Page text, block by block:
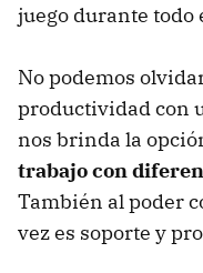
juego durante todo
No podemos
productividad con
nos brinda la
trabajo con
También al poder
vez es soporte y